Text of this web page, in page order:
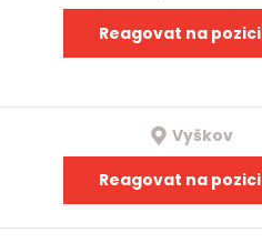
Reagovat na pozici
Vyškov
Reagovat na pozici